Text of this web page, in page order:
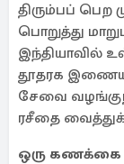
திரும்பப்
பொறுத்து
இந்தியாவில்
தூதரக
சேவை
ரசீதை
ஒரு கணக்கை